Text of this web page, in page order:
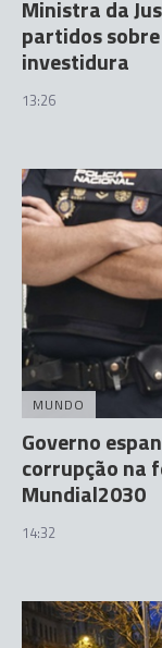
Ministra da
partidos
investidura
13:26
MUNDO
Governo
corrupção na
Mundial2030
14:32